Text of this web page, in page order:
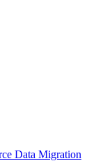
Data Migration